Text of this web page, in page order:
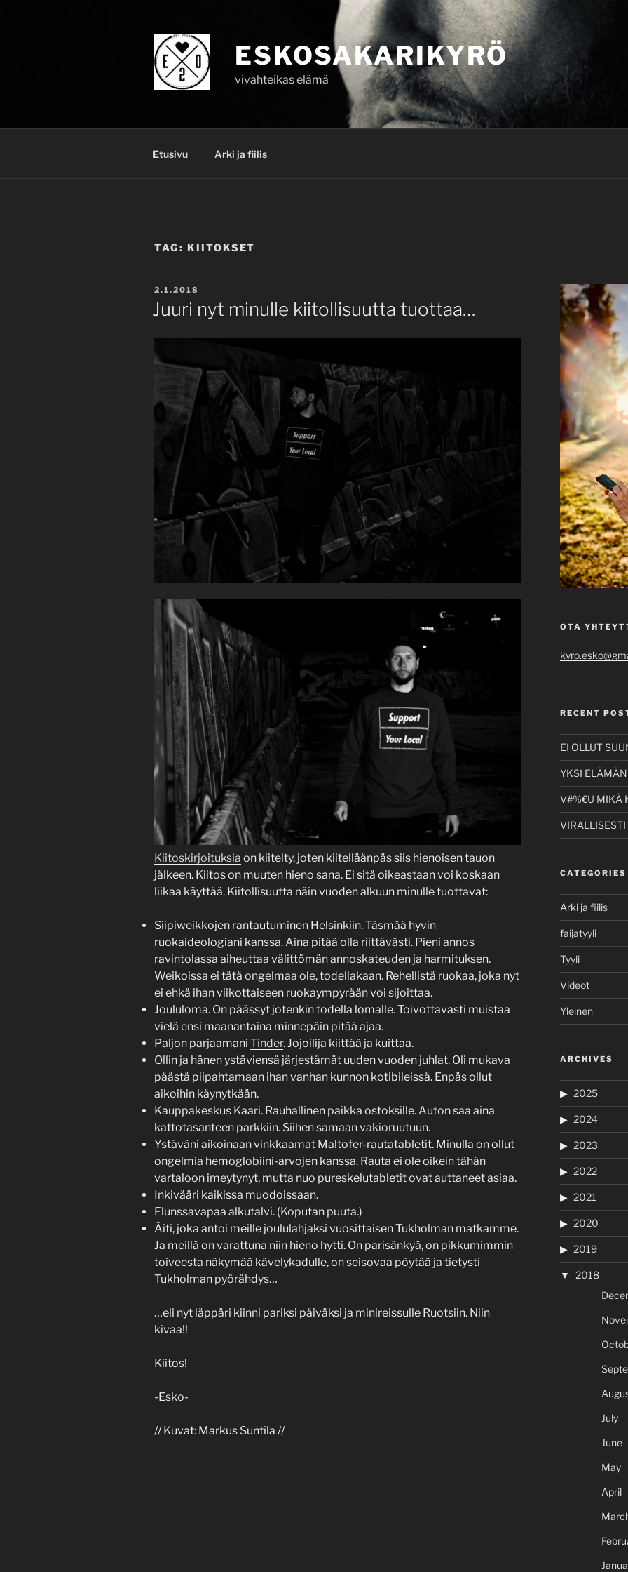
ESKOSAKARIKYRÖ
vivahteikas elämä
Etusivu Arki ja fiilis
TAG: KIITOKSET
POSTED
ON
2.1.2018
Juuri nyt minulle kiitollisuutta tuottaa…
Kiitoskirjoituksia on kiitelty, joten kiitelläänpäs siis hienoisen tauon
jälkeen. Kiitos on muuten hieno sana. Ei sitä oikeastaan voi koskaan
liikaa käyttää. Kiitollisuutta näin vuoden alkuun minulle tuottavat:
Siipiweikkojen rantautuminen Helsinkiin. Täsmää hyvin
ruokaideologiani kanssa. Aina pitää olla riittävästi. Pieni annos
ravintolassa aiheuttaa välittömän annoskateuden ja harmituksen.
Weikoissa ei tätä ongelmaa ole, todellakaan. Rehellistä ruokaa, joka nyt
ei ehkä ihan viikottaiseen ruokaympyrään voi sijoittaa.
Joululoma. On päässyt jotenkin todella lomalle. Toivottavasti muistaa
vielä ensi maanantaina minnepäin pitää ajaa.
Paljon parjaamani Tinder. Jojoilija kiittää ja kuittaa.
Ollin ja hänen ystäviensä järjestämät uuden vuoden juhlat. Oli mukava
päästä piipahtamaan ihan vanhan kunnon kotibileissä. Enpäs ollut
aikoihin käynytkään.
Kauppakeskus Kaari. Rauhallinen paikka ostoksille. Auton saa aina
kattotasanteen parkkiin. Siihen samaan vakioruutuun.
Ystäväni aikoinaan vinkkaamat Maltofer-rautatabletit. Minulla on ollut
ongelmia hemoglobiini-arvojen kanssa. Rauta ei ole oikein tähän
vartaloon imeytynyt, mutta nuo pureskelutabletit ovat auttaneet asiaa.
Inkivääri kaikissa muodoissaan.
Flunssavapaa alkutalvi. (Koputan puuta.)
Äiti, joka antoi meille joululahjaksi vuosittaisen Tukholman matkamme.
Ja meillä on varattuna niin hieno hytti. On parisänkyä, on pikkumimmin
toiveesta näkymää kävelykadulle, on seisovaa pöytää ja tietysti
Tukholman pyörähdys…
…eli nyt läppäri kiinni pariksi päiväksi ja minireissulle Ruotsiin. Niin
kivaa!!
Kiitos!
-Esko-
// Kuvat: Markus Suntila //
OTA
RECENT
EI OLLUT
YKSI
V#%€U MIKÄ
CATEGORIES
Arki ja fiilis
faijatyyli
Tyyli
Videot
Yleinen
ARCHIVES
2025
2024
2023
2022
2021
2020
2019
2018
July
June
May
April